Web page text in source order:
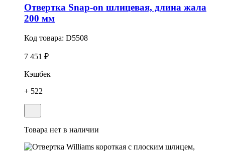
Отвеpтка Snap-on шлицевая, длина жала
200 мм
Код товара: D5508
7 451 ₽
Кэшбек
+ 522
Товара нет в наличии